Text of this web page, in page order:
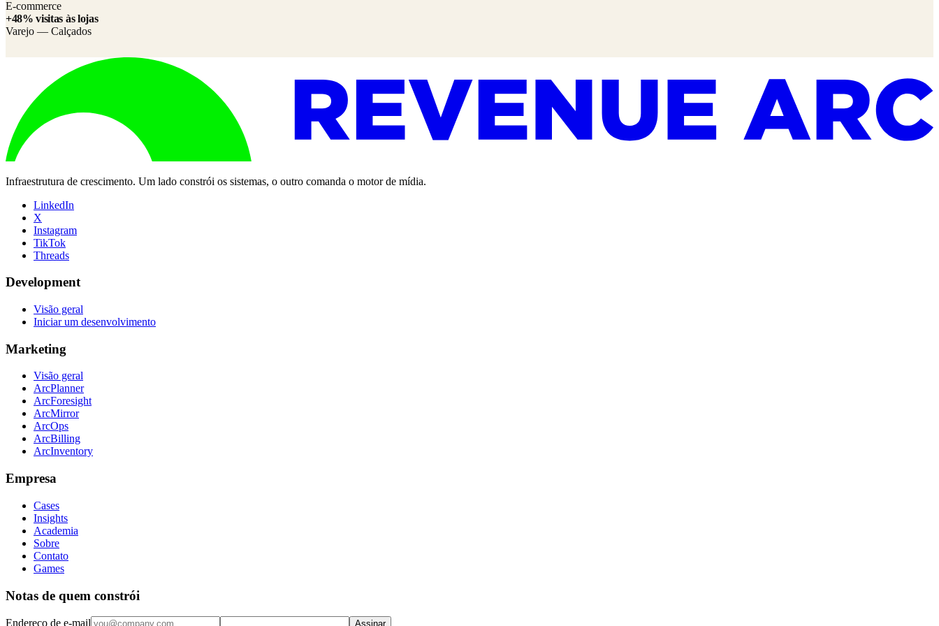
E-commerce
+48% visitas às lojas
Varejo — Calçados
Infraestrutura de crescimento. Um lado constrói os sistemas, o outro comanda o motor de mídia.
LinkedIn
X
Instagram
TikTok
Threads
Development
Visão geral
Iniciar um desenvolvimento
Marketing
Visão geral
ArcPlanner
ArcForesight
ArcMirror
ArcOps
ArcBilling
ArcInventory
Empresa
Cases
Insights
Academia
Sobre
Contato
Games
Notas de quem constrói
Endereço de e-mail Assinar